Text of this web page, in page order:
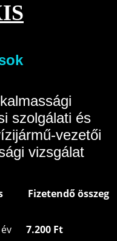
szolgálati és
vezetői
vizsgálat
Fizetendő összeg
7.200 Ft